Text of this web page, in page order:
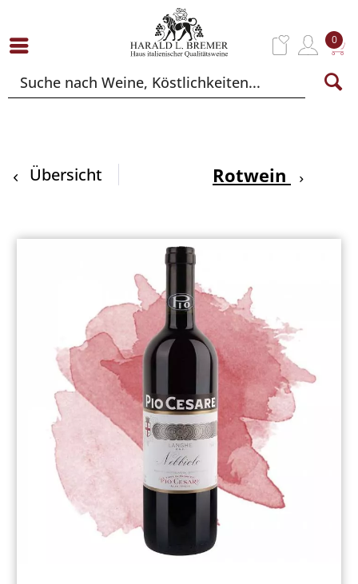
0
Übersicht Rotwein